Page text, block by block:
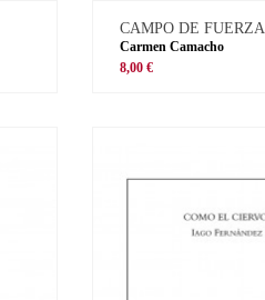
CAMPO DE FUERZA
Carmen Camacho
8,00 €